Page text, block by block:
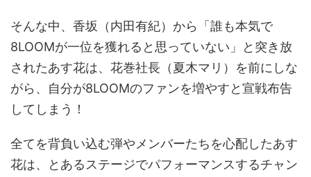
そんな中、香坂（内田有紀）から「誰も本気で
8LOOMが一位を獲れると思っていない」と突き放
されたあす花は、花巻社長（夏木マリ）を前にしな
がら、自分が8LOOMのファンを増やすと宣戦布告
してしまう！
全てを背負い込む弾やメンバーたちを心配したあす
花は、とあるステージでパフォーマンスするチャン